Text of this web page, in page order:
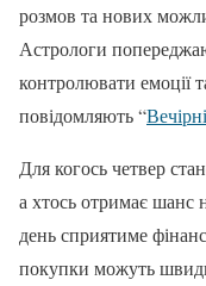
розмов та нових
Астрологи
контролювати емоції
повідомляють “
Для когось четвер
а хтось отримає шанс
день сприятиме
покупки можуть